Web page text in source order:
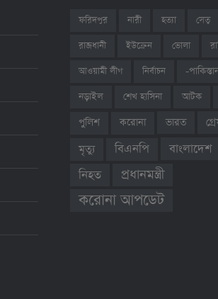
ফরিদপুর নারী হত্যা সেতু
রাজধানী ইউক্রেন ভোলা
আওয়ামী লীগ
নির্বাচন
-
নড়াইল
শেখ হাসিনা আটক
পুলিশ
করোনা ভারত
মৃত্যু
বিএনপি
বাংলাদেশ
নিহত
প্রধানমন্ত্রী
করোনা আপডেট